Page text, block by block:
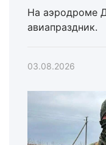
На аэродроме
авиапраздник.
03.08.2026